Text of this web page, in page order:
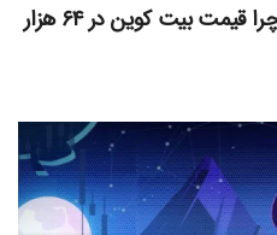
اوج‌گیری طلا با تقاضای چین؛ چرا قیمت بیت کوین در ۶۴ هزار